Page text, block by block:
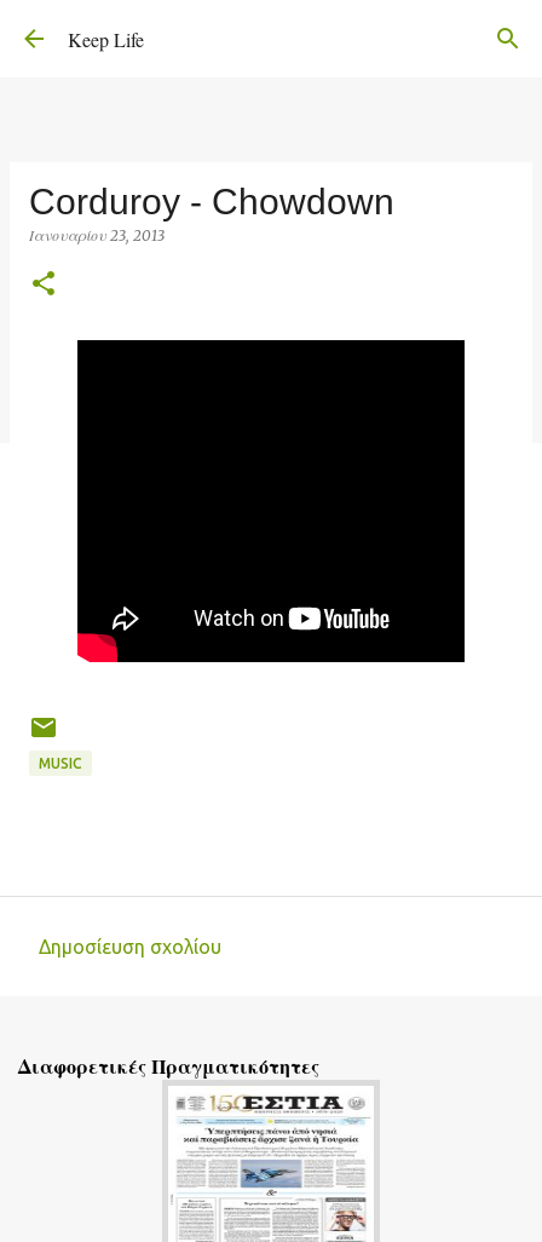
Μετάβαση στο κύριο περιεχόμενο
Keep Life
Corduroy - Chowdown
Ιανουαρίου 23, 2013
MUSIC
λ
Δημοσίευση σχολίου
Διαφορετικές Πραγματικότητες